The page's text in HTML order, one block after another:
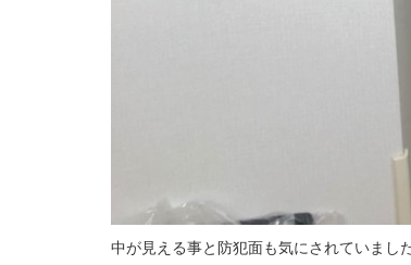
中が見える事と防犯面も気にされていまし